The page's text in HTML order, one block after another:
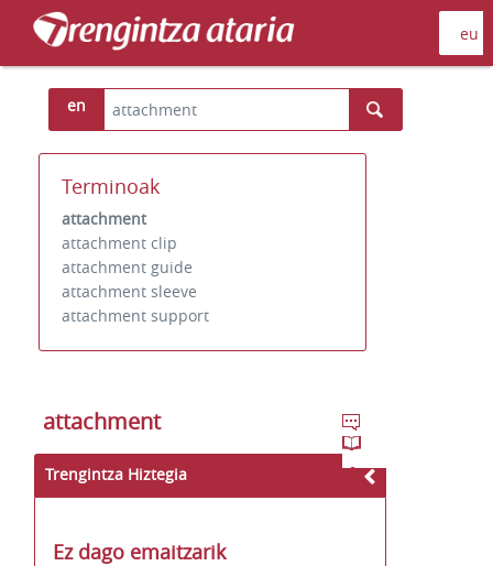
en
Terminoak
attachment
attachment clip
attachment guide
attachment sleeve
attachment support
attachment
Trengintza Hiztegia
Ez dago emaitzarik